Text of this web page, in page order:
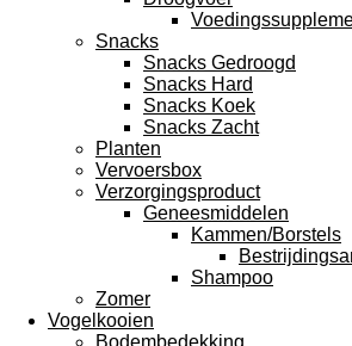
Snacks
Snacks Gedroogd
Snacks Hard
Snacks Koek
Snacks Zacht
Planten
Vervoersbox
Verzorgingsproduct
Geneesmiddelen
Kammen/Borstels
Shampoo
Zomer
Vogelkooien
Bodembedekking